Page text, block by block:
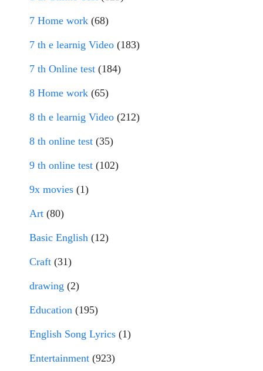
7 Home work (68)
7 th e learnig Video (183)
7 th Online test (184)
8 Home work (65)
8 th e learnig Video (212)
8 th online test (35)
9 th online test (102)
9x movies (1)
Art (80)
Basic English (12)
Craft (31)
drawing (2)
Education (195)
English Song Lyrics (1)
Entertainment (923)